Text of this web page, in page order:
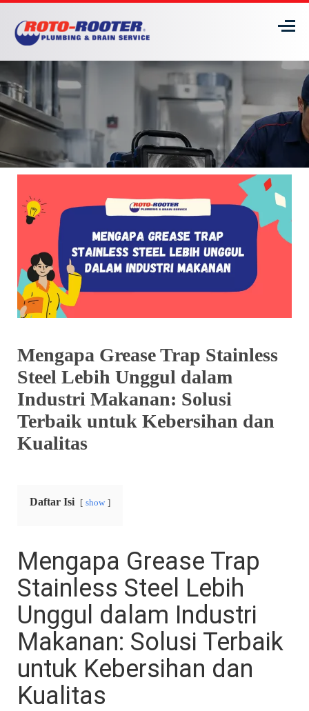
Mengapa Grease Trap Stainless
Steel Lebih Unggul dalam
Industri Makanan: Solusi
Terbaik untuk Kebersihan dan
Kualitas
Daftar Isi show
Mengapa Grease Trap
Stainless Steel Lebih
Unggul dalam Industri
Makanan: Solusi Terbaik
untuk Kebersihan dan
Kualitas